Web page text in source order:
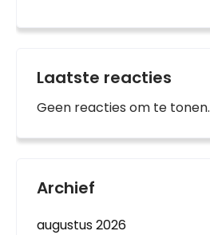
Laatste reacties
Geen reacties om te tonen.
Archief
augustus 2026